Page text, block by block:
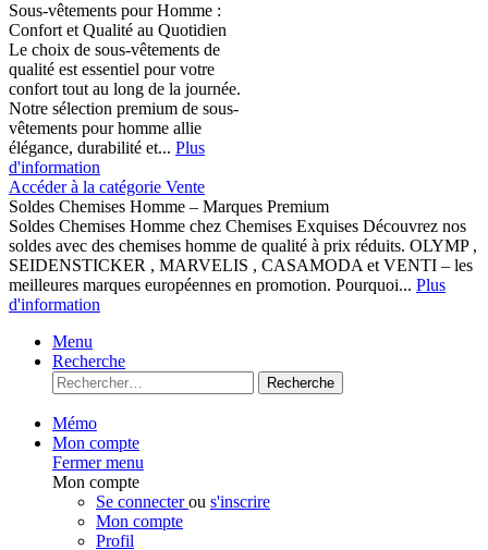
Sous-vêtements pour Homme :
Confort et Qualité au Quotidien
Le choix de sous-vêtements de
qualité est essentiel pour votre
confort tout au long de la journée.
Notre sélection premium de sous-
vêtements pour homme allie
élégance, durabilité et... Plus
d'information
Accéder à la catégorie Vente
Soldes Chemises Homme – Marques Premium
Soldes Chemises Homme chez Chemises Exquises Découvrez nos
soldes avec des chemises homme de qualité à prix réduits. OLYMP ,
SEIDENSTICKER , MARVELIS , CASAMODA et VENTI – les
meilleures marques européennes en promotion. Pourquoi... Plus
d'information
Menu
Recherche
Recherche
Mémo
Mon compte
Fermer menu
Mon compte
Se connecterou s'inscrire
Mon compte
Profil